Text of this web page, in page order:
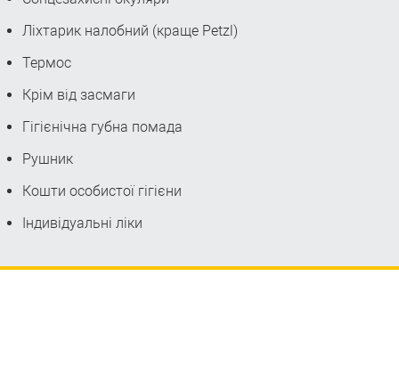
Ліхтарик налобний (краще Petzl)
Термос
Крім від засмаги
Гігієнічна губна помада
Рушник
Кошти особистої гігієни
Індивідуальні ліки